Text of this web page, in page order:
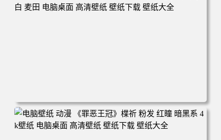
纸 壁纸下载 壁纸大全
电脑壁纸 动漫 小白 日落 木栈道 田野 蜡笔小新 遛小白 麦田
电脑桌面 高清壁纸 壁纸下载 壁纸大全